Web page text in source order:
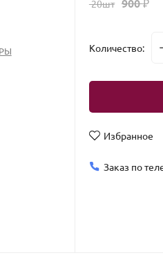
20шт ₽
Количество:
Избранное
Заказ по